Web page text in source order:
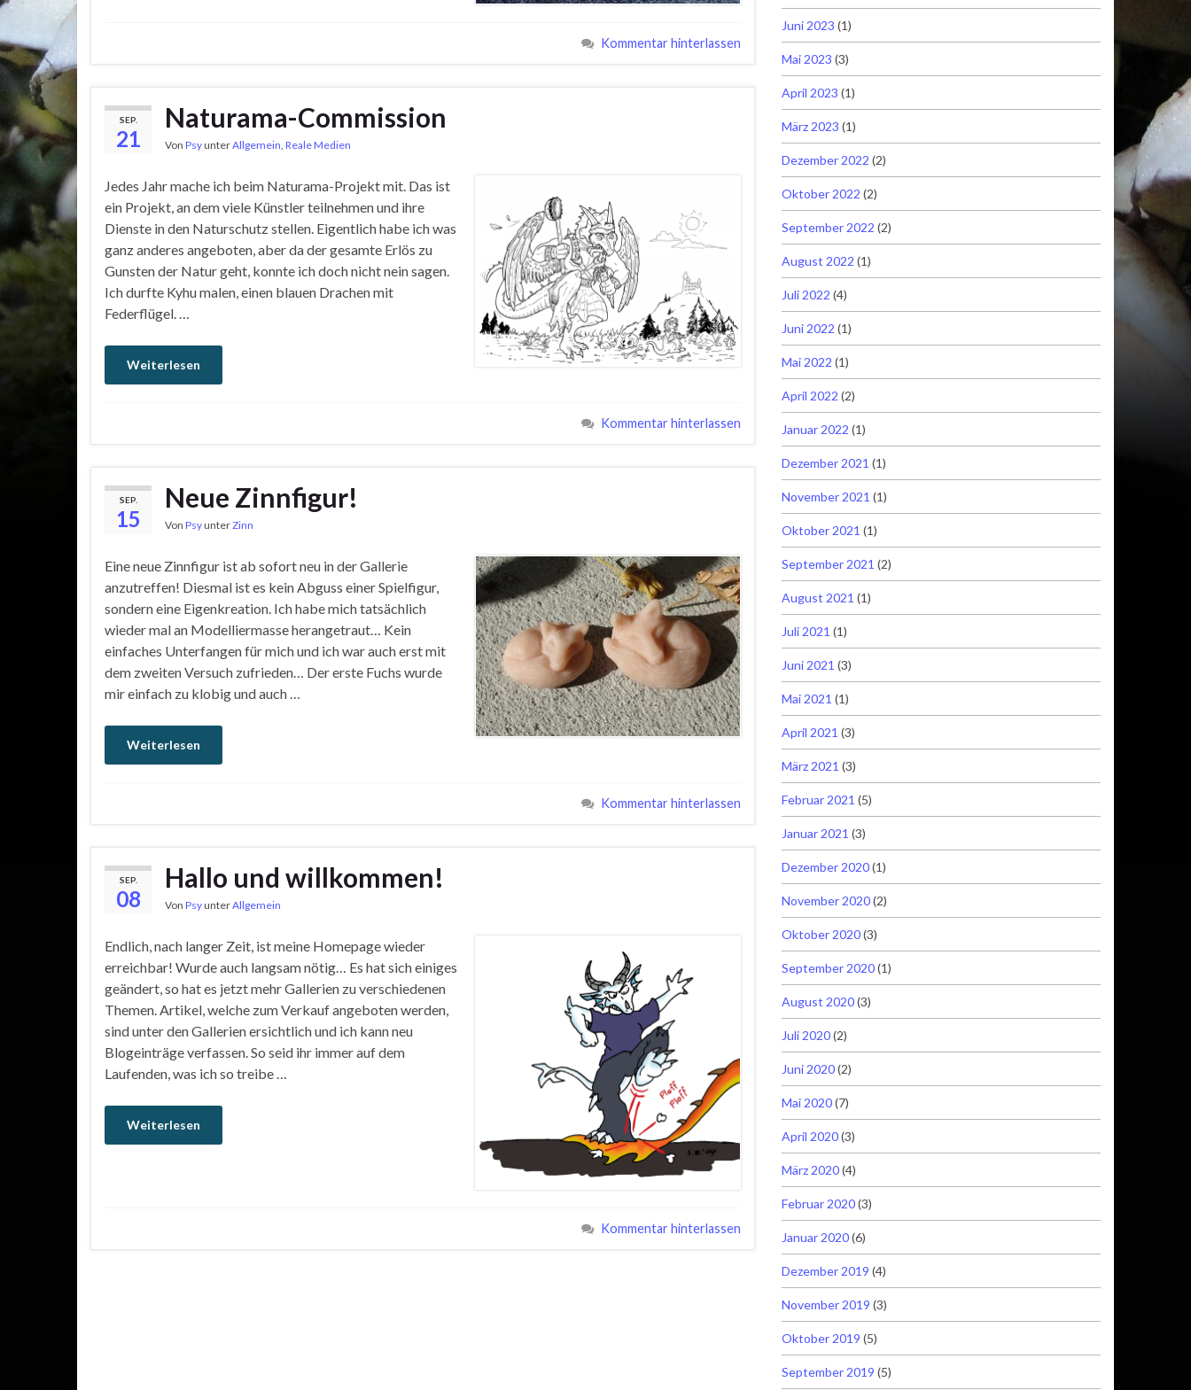
Kommentar hinterlassen
SEP.
21
Naturama-Commission
Von PsyunterAllgemein, Reale Medien
Jedes Jahr mache ich beim Naturama-Projekt mit. Das ist
ein Projekt, an dem viele Künstler teilnehmen und ihre
Dienste in den Naturschutz stellen. Eigentlich habe ich was
ganz anderes angeboten, aber da der gesamte Erlös zu
Gunsten der Natur geht, konnte ich doch nicht nein sagen.
Ich durfte Kyhu malen, einen blauen Drachen mit
Federflügel. …
Weiterlesen
Kommentar hinterlassen
SEP.
15
Neue Zinnfigur!
Von PsyunterZinn
Eine neue Zinnfigur ist ab sofort neu in der Gallerie
anzutreffen! Diesmal ist es kein Abguss einer Spielfigur,
sondern eine Eigenkreation. Ich habe mich tatsächlich
wieder mal an Modelliermasse herangetraut… Kein
einfaches Unterfangen für mich und ich war auch erst mit
dem zweiten Versuch zufrieden… Der erste Fuchs wurde
mir einfach zu klobig und auch …
Weiterlesen
Kommentar hinterlassen
SEP.
08
Hallo und willkommen!
Von PsyunterAllgemein
Endlich, nach langer Zeit, ist meine Homepage wieder
erreichbar! Wurde auch langsam nötig… Es hat sich einiges
geändert, so hat es jetzt mehr Gallerien zu verschiedenen
Themen. Artikel, welche zum Verkauf angeboten werden,
sind unter den Gallerien ersichtlich und ich kann neu
Blogeinträge verfassen. So seid ihr immer auf dem
Laufenden, was ich so treibe …
Weiterlesen
Kommentar hinterlassen
Juni 2023 (1)
Mai 2023 (3)
April 2023 (1)
März 2023 (1)
Dezember 2022 (2)
Oktober 2022 (2)
September 2022 (2)
August 2022 (1)
Juli 2022 (4)
Juni 2022 (1)
Mai 2022 (1)
April 2022 (2)
Januar 2022 (1)
Dezember 2021 (1)
November 2021 (1)
Oktober 2021 (1)
September 2021 (2)
August 2021 (1)
Juli 2021 (1)
Juni 2021 (3)
Mai 2021 (1)
April 2021 (3)
März 2021 (3)
Februar 2021 (5)
Januar 2021 (3)
Dezember 2020(1)
November 2020(2)
Oktober 2020(3)
September 2020(1)
August 2020(3)
Juli 2020(2)
Juni 2020(2)
Mai 2020(7)
April 2020(3)
März 2020(4)
Februar 2020(3)
Januar 2020(6)
Dezember 2019 (4)
November 2019 (3)
Oktober 2019 (5)
September 2019 (5)